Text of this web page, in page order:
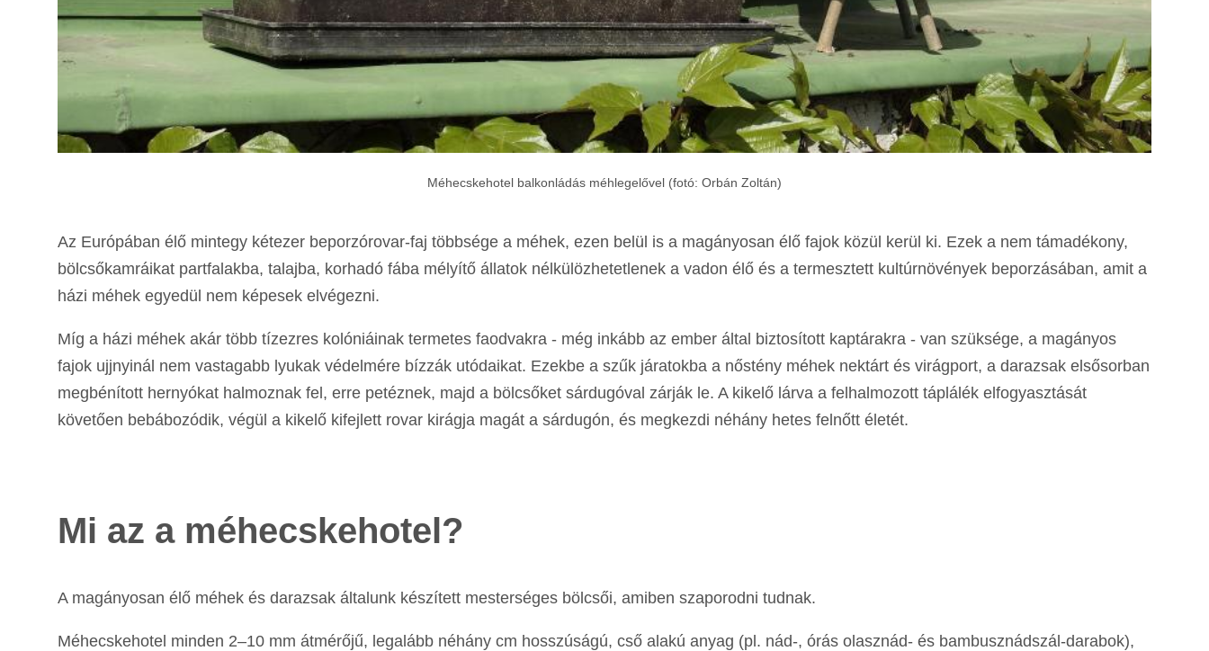
Méhecskehotel balkonládás méhlegelővel (fotó: Orbán Zoltán)
Az Európában élő mintegy kétezer beporzórovar-faj többsége a méhek, ezen belül is a magányosan élő fajok közül kerül ki. Ezek a nem támadékony,
bölcsőkamráikat partfalakba, talajba, korhadó fába mélyítő állatok nélkülözhetetlenek a vadon élő és a termesztett kultúrnövények beporzásában, amit a
házi méhek egyedül nem képesek elvégezni.
Míg a házi méhek akár több tízezres kolóniáinak termetes faodvakra - még inkább az ember által biztosított kaptárakra - van szüksége, a magányos
fajok ujjnyinál nem vastagabb lyukak védelmére bízzák utódaikat. Ezekbe a szűk járatokba a nőstény méhek nektárt és virágport, a darazsak elsősorban
megbénított hernyókat halmoznak fel, erre petéznek, majd a bölcsőket sárdugóval zárják le. A kikelő lárva a felhalmozott táplálék elfogyasztását
követően bebábozódik, végül a kikelő kifejlett rovar kirágja magát a sárdugón, és megkezdi néhány hetes felnőtt életét.
Mi az a méhecskehotel?
A magányosan élő méhek és darazsak általunk készített mesterséges bölcsői, amiben szaporodni tudnak.
Méhecskehotel minden 2–10 mm átmérőjű, legalább néhány cm hosszúságú, cső alakú anyag (pl. nád-, órás olasznád- és bambusznádszál-darabok),